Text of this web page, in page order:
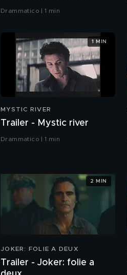
Drammatico | 1 min
MYSTIC RIVER
Trailer - Mystic river
Drammatico | 1 min
1 MIN
JOKER: FOLIE A DEUX
Trailer - Joker: folie a
2 MIN